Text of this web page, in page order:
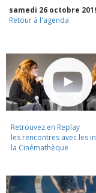
samedi 26 octobre
Retour à l'agenda
Retrouvez en Replay
les rencontres avec les
la Cinémathèque